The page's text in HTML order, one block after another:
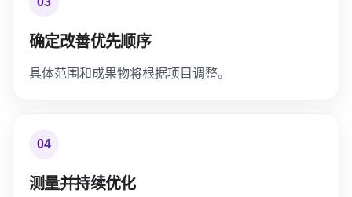
确定改善优先顺序
具体范围和成果物将根据项目调整。
04
测量并持续优化